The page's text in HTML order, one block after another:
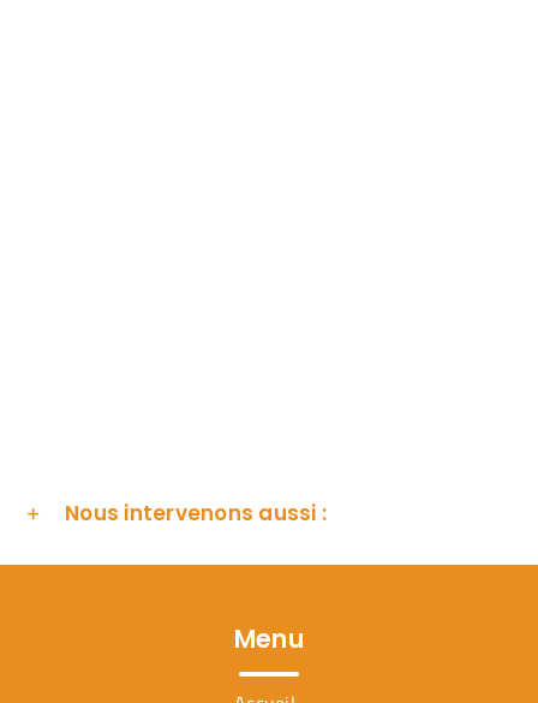
Nous intervenons aussi :
Menu